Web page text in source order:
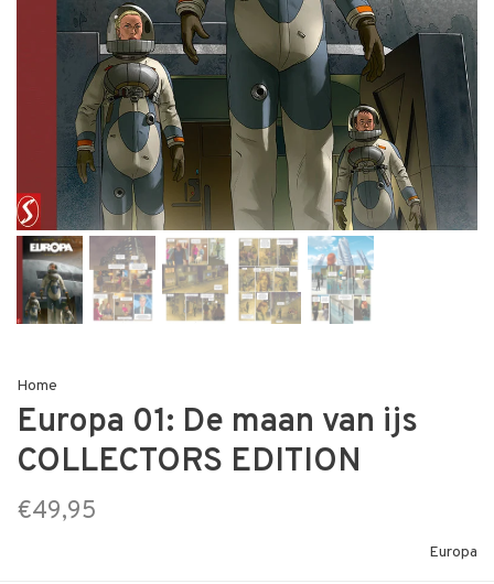
Home
Europa 01: De maan van ijs
COLLECTORS EDITION
€49,95
Europa